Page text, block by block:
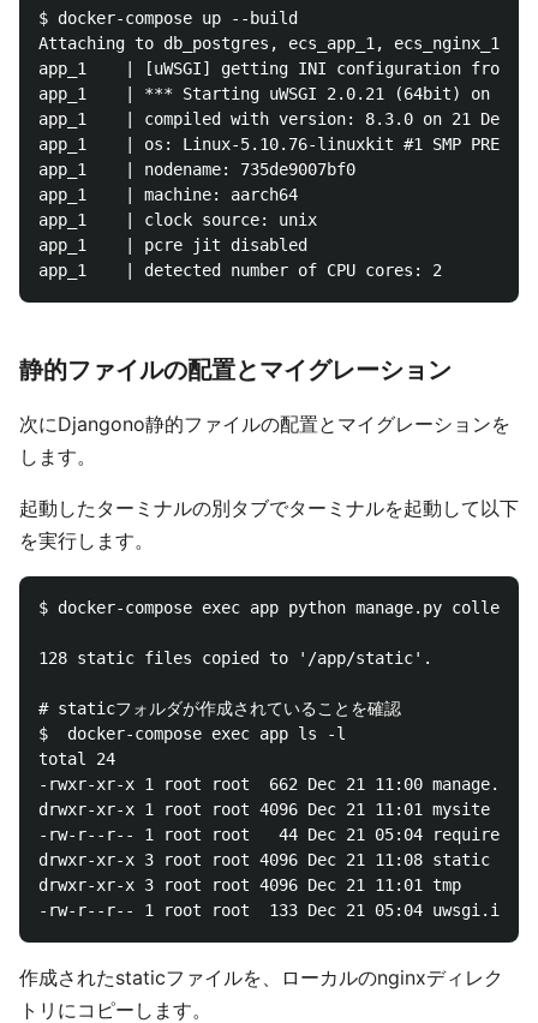
$ docker-compose up --build
Attaching to db_postgres, ecs_app_1, ecs_nginx_1
app_1    | [uWSGI] getting INI configuration from
app_1    | *** Starting uWSGI 2.0.21 (64bit) on
app_1    | compiled with version: 8.3.0 on 21
app_1    | os: Linux-5.10.76-linuxkit #1 SMP PREEMPT
app_1    | nodename: 735de9007bf0
app_1    | machine: aarch64
app_1    | clock source: unix
app_1    | pcre jit disabled
静的ファイルの配置とマイグレーション
次にDjangono静的ファイルの配置とマイグレーションを
します。
起動したターミナルの別タブでターミナルを起動して以下
を実行します。
$ docker-compose exec app python manage.py
128 static files copied to '/app/static'.
# staticフォルダが作成されていることを確認
$  docker-compose exec app ls -l
total 24
-rwxr-xr-x 1 root root  662 Dec 21 11:00 manage.py
drwxr-xr-x 1 root root 4096 Dec 21 11:01 mysite
-rw-r--r-- 1 root root   44 Dec 21 05:04
drwxr-xr-x 3 root root 4096 Dec 21 11:08 static
drwxr-xr-x 3 root root 4096 Dec 21 11:01 tmp
作成されたstaticファイルを、ローカルのnginxディレク
トリにコピーします。